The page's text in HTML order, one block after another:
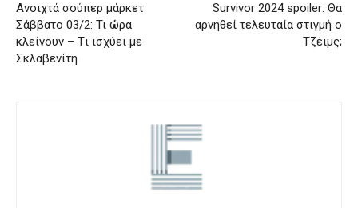
Ανοιχτά σούπερ μάρκετ
Σάββατο 03/2: Τι ώρα
κλείνουν – Tι ισχύει με
Σκλαβενίτη
Survivor 2024 spoiler: Θα
αρνηθεί τελευταία στιγμή ο
Τζέιμς;